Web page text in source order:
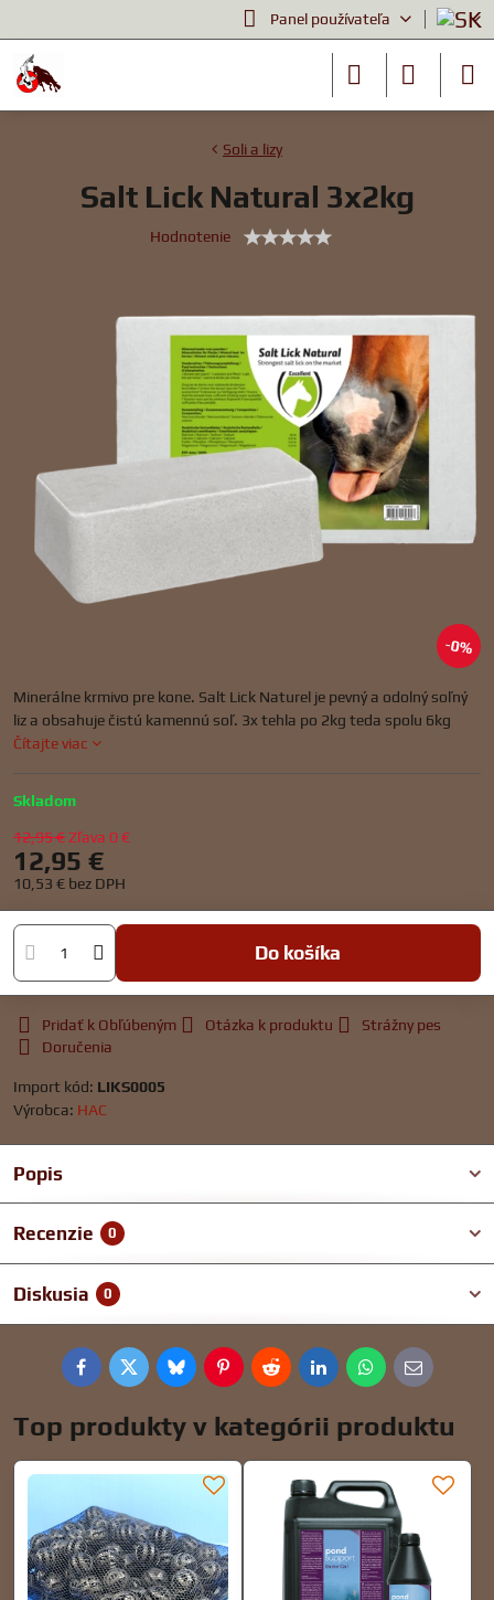
Panel používateľa
0%
Soli a lizy
Salt Lick Natural 3x2kg
Hodnotenie
Minerálne krmivo pre kone. Salt Lick Naturel je pevný a odolný soľný
liz a obsahuje čistú kamennú soľ. 3x tehla po 2kg teda spolu 6kg
Čítajte viac
Skladom
12,95 €Zľava 0 €
12,95 €
10,53 € bez DPH
Do košíka
Pridať k Obľúbeným Otázka k produktu
Strážny pes
Doručenia
Import kód: LIKS0005
Výrobca: HAC
Popis
Recenzie 0
Diskusia 0
FacebookTwitterBlueskyPinterestRedditLinkedInWhatsApp
E-
mail
Top produkty v kategórii produktu